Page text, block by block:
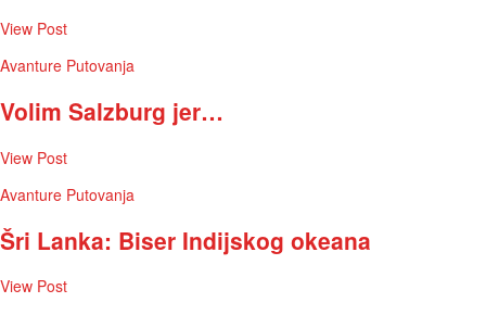
View Post
Avanture Putovanja
Volim Salzburg jer…
View Post
Avanture Putovanja
Šri Lanka: Biser Indijskog okeana
View Post